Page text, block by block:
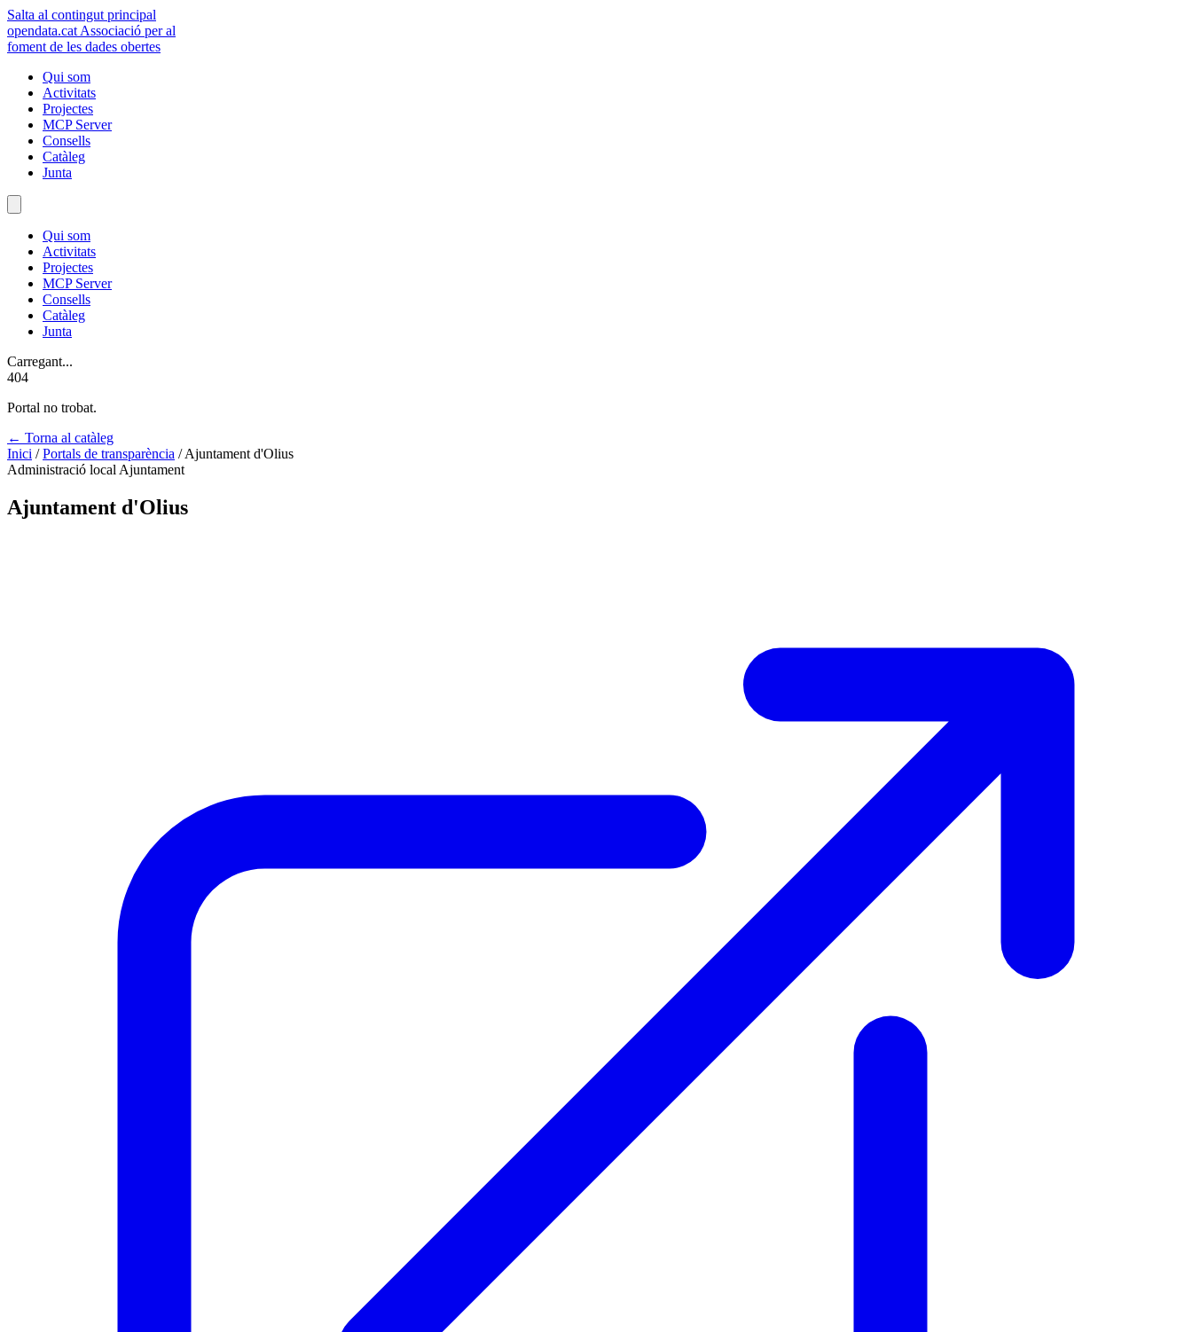
Salta al contingut principal
opendata.cat Associació per al
foment de les dades obertes
Qui som
Activitats
Projectes
MCP Server
Consells
Catàleg
Junta
Qui som
Activitats
Projectes
MCP Server
Consells
Catàleg
Junta
Carregant...
404
Portal no trobat.
← Torna al catàleg
Inici / Portals de transparència / Ajuntament d'Olius
Administració local Ajuntament
Ajuntament d'Olius